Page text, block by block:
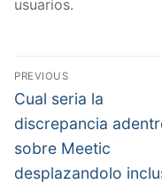
usuarios.
文
章
導
覽
PREVIOUS
Previous
post:
Cual seria la
discrepancia
sobre Meetic
desplazandolo